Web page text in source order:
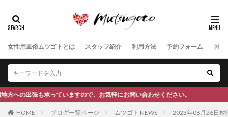
女性用風俗ムツゴトとは スタッフ紹介 利用方法 予約フォーム お客
、お気軽にお問い合わせください。
HOME ブログ一覧ページ ムツゴト NEWS 2023年06月26日放